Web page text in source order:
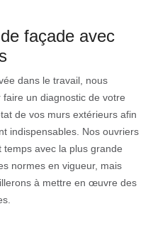
façade avec
dans le travail, nous
un diagnostic de votre
de vos murs extérieurs afin
indispensables. Nos ouvriers
avec la plus grande
normes en vigueur, mais
à mettre en œuvre des